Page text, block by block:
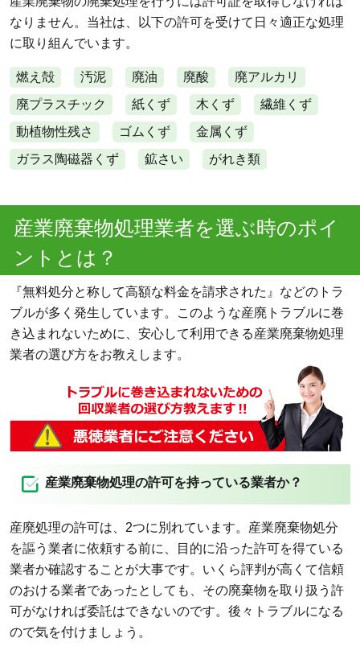
なりません。当社は、以下の許可を受けて日々適正な処理
に取り組んでいます。
燃え殻 汚泥 廃油 廃酸
廃アルカリ
廃プラスチック
紙くず 木くず
繊維くず
動植物性残さ
ゴムくず
金属くず
ガラス陶磁器くず
鉱さい がれき類
産業廃棄物処理業者を選ぶ時のポイ
ントとは？
『無料処分と称して高額な料金を請求された』などのトラ
ブルが多く発生しています。このような産廃トラブルに巻
き込まれないために、安心して利用できる産業廃棄物処理
業者の選び方をお教えします。
産業廃棄物処理の許可を持っている業者か？
産廃処理の許可は、2つに別れています。産業廃棄物処分
を謳う業者に依頼する前に、目的に沿った許可を得ている
業者か確認することが大事です。いくら評判が高くて信頼
のおける業者であったとしても、その廃棄物を取り扱う許
可がなければ委託はできないのです。後々トラブルになる
ので気を付けましょう。